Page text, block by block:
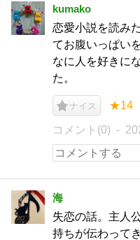
kumako
恋愛小説を読み
てお腹いっぱい
なに人を好きに
た。
ナイス ★14
コメント(0)
海
失恋の話。主人
持ちが伝わって